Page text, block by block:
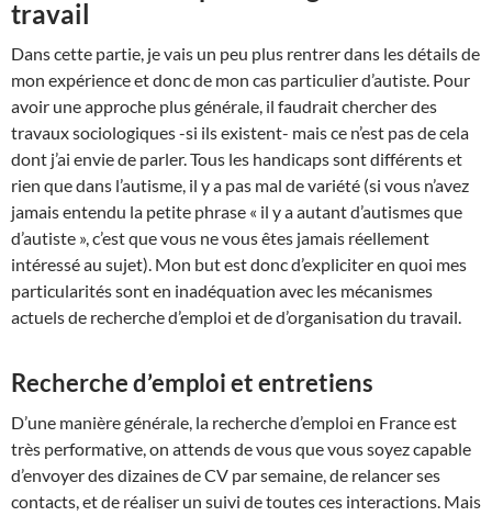
travail
Dans cette partie, je vais un peu plus rentrer dans les détails de
mon expérience et donc de mon cas particulier d’autiste. Pour
avoir une approche plus générale, il faudrait chercher des
travaux sociologiques -si ils existent- mais ce n’est pas de cela
dont j’ai envie de parler. Tous les handicaps sont différents et
rien que dans l’autisme, il y a pas mal de variété (si vous n’avez
jamais entendu la petite phrase « il y a autant d’autismes que
d’autiste », c’est que vous ne vous êtes jamais réellement
intéressé au sujet). Mon but est donc d’expliciter en quoi mes
particularités sont en inadéquation avec les mécanismes
actuels de recherche d’emploi et de d’organisation du travail.
Recherche d’emploi et entretiens
D’une manière générale, la recherche d’emploi en France est
très performative, on attends de vous que vous soyez capable
d’envoyer des dizaines de CV par semaine, de relancer ses
contacts, et de réaliser un suivi de toutes ces interactions. Mais